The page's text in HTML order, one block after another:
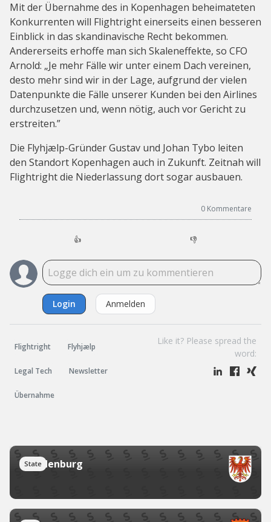
Mit der Übernahme des in Kopenhagen beheimateten
Konkurrenten will Flightright einerseits einen besseren
Einblick in das skandinavische Recht bekommen.
Andererseits erhoffe man sich Skaleneffekte, so CFO
Arnold: „Je mehr Fälle wir unter einem Dach vereinen,
desto mehr sind wir in der Lage, aufgrund der vielen
Datenpunkte die Fälle unserer Kunden bei den Airlines
durchzusetzen und, wenn nötig, auch vor Gericht zu
erstreiten.”
Die Flyhjælp-Gründer Gustav und Johan Tybo leiten
den Standort Kopenhagen auch in Zukunft. Zeitnah will
Flightright die Niederlassung dort sogar ausbauen.
0 Kommentare
👍 👎
Login Anmelden
Flightright Flyhjælp
Legal Tech Newsletter
Übernahme
Like it? Please spread the
word:
State
Brandenburg